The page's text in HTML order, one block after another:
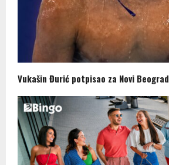
Vukašin Đurić potpisao za Novi Beograd